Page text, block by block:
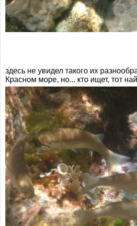
здесь не увидел такого их
Красном море, но... кто ищет, тот